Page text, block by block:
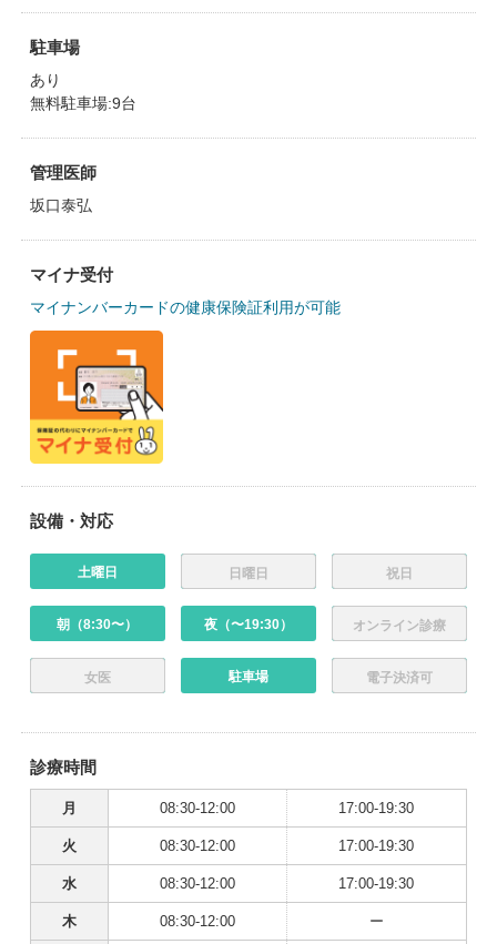
駐車場
あり
無料駐車場:9台
管理医師
坂口泰弘
マイナ受付
マイナンバーカードの健康保険証利用が可能
設備・対応
土曜日 日曜日 祝日
朝（8:30〜） 夜（〜19:30） オンライン診療
女医 駐車場 電子決済可
診療時間
月 08:30-12:00 17:00-19:30
火 08:30-12:00 17:00-19:30
水 08:30-12:00 17:00-19:30
木 08:30-12:00 ー